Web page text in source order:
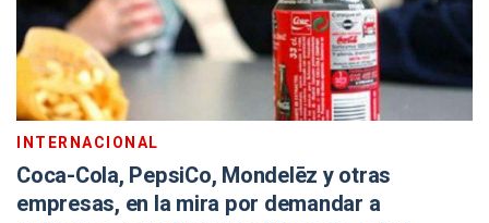
INTERNACIONAL
Coca-Cola, PepsiCo, Mondelēz y otras
empresas, en la mira por demandar a